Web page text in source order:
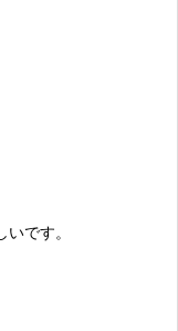
です。